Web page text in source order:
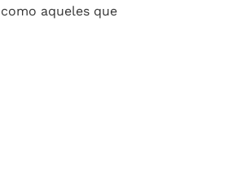
aqueles que